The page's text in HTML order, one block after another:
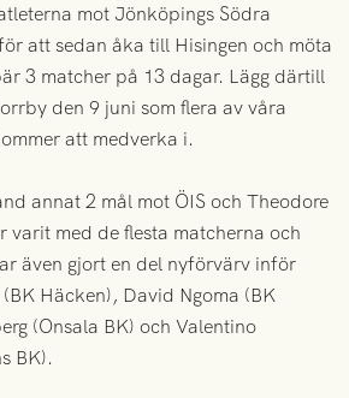
mot Jönköpings Södra
att sedan åka till Hisingen och möta
3 matcher på 13 dagar. Lägg därtill
den 9 juni som flera av våra
att medverka i.
annat 2 mål mot ÖIS och Theodore
varit med de flesta matcherna och
även gjort en del nyförvärv inför
Häcken), David Ngoma (BK
(Onsala BK) och Valentino
BK).